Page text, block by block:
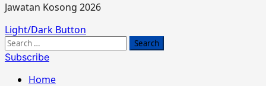
Jawatan Kosong 2026
Primary
Menu
Light/Dark Button
Search
for:
Subscribe
Home